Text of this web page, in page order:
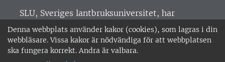
Denna webbplats använder kakor (cookies), som lagras i din
webbläsare. Vissa kakor är nödvändiga för att webbplatsen
ska fungera korrekt. Andra är valbara.
SLU, Sveriges lantbruksuniversitet, har
verksamhet över hela Sverige. Huvudorter är
Alnarp, Uppsala och Umeå.SLU är
miljöcertifierat enligt ISO 14001. •